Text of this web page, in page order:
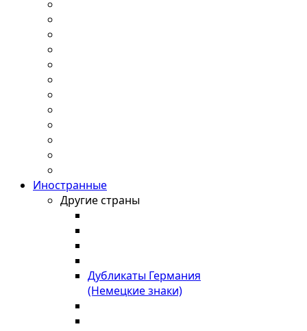
Иностранные
Другие страны
Дубликаты Германия
(Немецкие знаки)